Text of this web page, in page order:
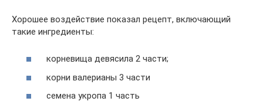
Хорошее воздействие показал рецепт, включающий
такие ингредиенты:
корневища девясила 2 части;
корни валерианы 3 части
семена укропа 1 часть